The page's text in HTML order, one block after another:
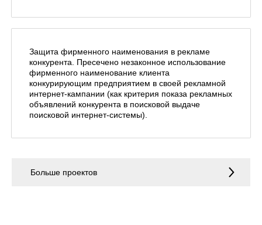
Защита фирменного наименования в рекламе
конкурента. Пресечено незаконное использование
фирменного наименование клиента
конкурирующим предприятием в своей рекламной
интернет-кампании (как критерия показа рекламных
объявлений конкурента в поисковой выдаче
поисковой интернет-системы).
Больше проектов